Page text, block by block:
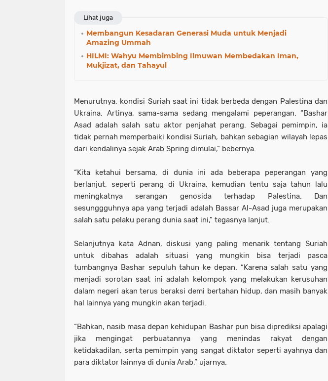
Lihat juga
Membangun Kesadaran Generasi Muda untuk Menjadi
Amazing Ummah
HILMI: Wahyu Membimbing Ilmuwan Membedakan Iman,
Mukjizat, dan Tahayul
Menurutnya, kondisi Suriah saat ini tidak berbeda dengan Palestina dan
Ukraina. Artinya, sama-sama sedang mengalami peperangan. “Bashar
Asad adalah salah satu aktor penjahat perang. Sebagai pemimpin, ia
tidak pernah memperbaiki kondisi Suriah, bahkan sebagian wilayah lepas
dari kendalinya sejak Arab Spring dimulai,” bebernya.
“Kita ketahui bersama, di dunia ini ada beberapa peperangan yang
berlanjut, seperti perang di Ukraina, kemudian tentu saja tahun lalu
meningkatnya serangan genosida terhadap Palestina. Dan
sesunggguhnya apa yang terjadi adalah Bassar Al-Asad juga merupakan
salah satu pelaku perang dunia saat ini,” tegasnya lanjut.
Selanjutnya kata Adnan, diskusi yang paling menarik tentang Suriah
untuk dibahas adalah situasi yang mungkin bisa terjadi pasca
tumbangnya Bashar sepuluh tahun ke depan. “Karena salah satu yang
menjadi sorotan saat ini adalah kelompok yang melakukan kerusuhan
dalam negeri akan terus beraksi demi bertahan hidup, dan masih banyak
hal lainnya yang mungkin akan terjadi.
“Bahkan, nasib masa depan kehidupan Bashar pun bisa diprediksi apalagi
jika mengingat perbuatannya yang menindas rakyat dengan
ketidakadilan, serta pemimpin yang sangat diktator seperti ayahnya dan
para diktator lainnya di dunia Arab,” ujarnya.